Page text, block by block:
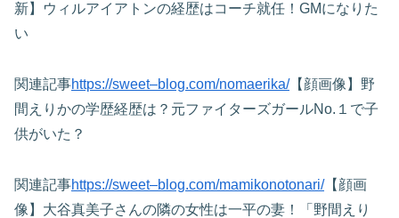
新】ウィルアイアトンの経歴はコーチ就任！GMになりた
い
関連記事https://sweet–blog.com/nomaerika/【顔画像】野
間えりかの学歴経歴は？元ファイターズガールNo.１で子
供がいた？
関連記事https://sweet–blog.com/mamikonotonari/【顔画
像】大谷真美子さんの隣の女性は一平の妻！「野間えり